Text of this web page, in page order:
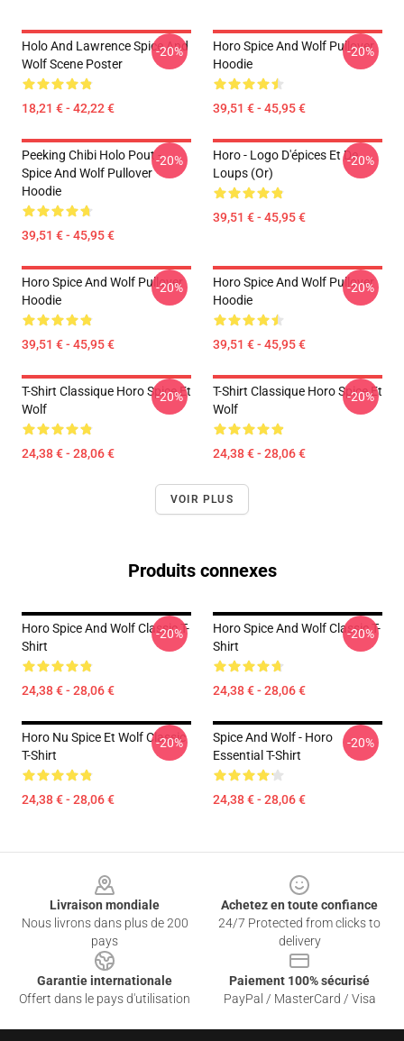
Holo And Lawrence Spice And
Wolf Scene Poster
18,21 € - 42,22 €
-20%
Horo Spice And Wolf Pullover
Hoodie
39,51 € - 45,95 €
-20%
Peeking Chibi Holo Pout -
Spice And Wolf Pullover
Hoodie
39,51 € - 45,95 €
-20%
Horo - Logo D'épices Et De
Loups (or)
39,51 € - 45,95 €
-20%
Horo Spice And Wolf Pullover
Hoodie
39,51 € - 45,95 €
-20%
Horo Spice And Wolf Pullover
Hoodie
39,51 € - 45,95 €
-20%
T-Shirt Classique Horo Spice Et
Wolf
24,38 € - 28,06 €
-20%
T-Shirt Classique Horo Spice Et
Wolf
24,38 € - 28,06 €
-20%
VOIR PLUS
Produits connexes
Horo Spice And Wolf Classic T-
Shirt
24,38 € - 28,06 €
-20%
Horo Spice And Wolf Classic T-
Shirt
24,38 € - 28,06 €
-20%
Horo Nu Spice Et Wolf Classic
T-Shirt
24,38 € - 28,06 €
-20%
Spice And Wolf - Horo
Essential T-Shirt
24,38 € - 28,06 €
-20%
Livraison mondiale
Nous livrons dans plus de 200
pays
Achetez en toute confiance
24/7 Protected from clicks to
delivery
Garantie internationale
Offert dans le pays d'utilisation
Paiement 100% sécurisé
PayPal / MasterCard / Visa